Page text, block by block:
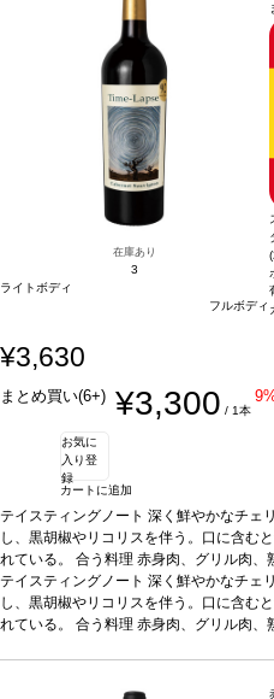
在庫あり
3
ライトボディ
フルボディ
¥3,630
まとめ買い(6+) ¥3,300 / 1本
お気に
入り登
録
カートに追加
テイスティングノート 深く鮮やかなチェ
し、黒胡椒やリコリスを伴う。口に含む
れている。 合う料理 赤身肉、グリル肉、
ネ・ソーヴィニヨン *本ヴィンテージが在
場合は自動的に次のヴィンテージに変更
テイスティングノート 深く鮮やかなチェ
し、黒胡椒やリコリスを伴う。口に含む
れている。 合う料理 赤身肉、グリル肉、